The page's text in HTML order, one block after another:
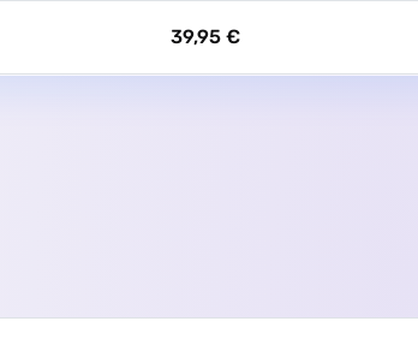
39,95 €